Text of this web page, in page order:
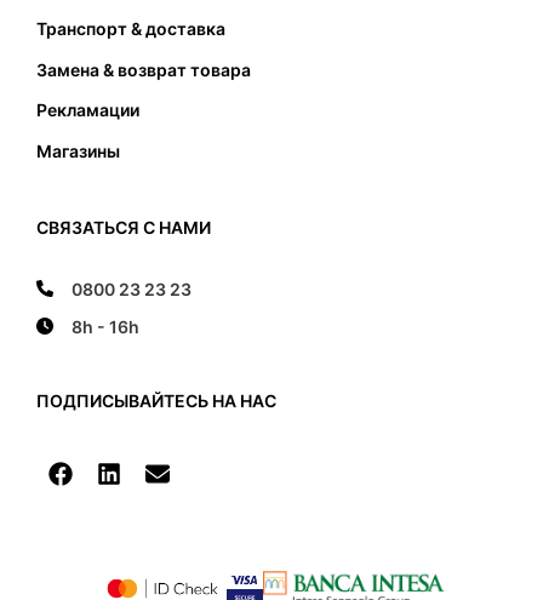
Транспорт & доставка
Замена & возврат товара
Рекламации
Магазины
СВЯЗАТЬСЯ С НАМИ
0800 23 23 23
8h - 16h
ПОДПИСЫВАЙТЕСЬ НА НАС